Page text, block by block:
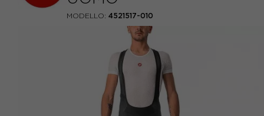
MODELLO: 4521517-010